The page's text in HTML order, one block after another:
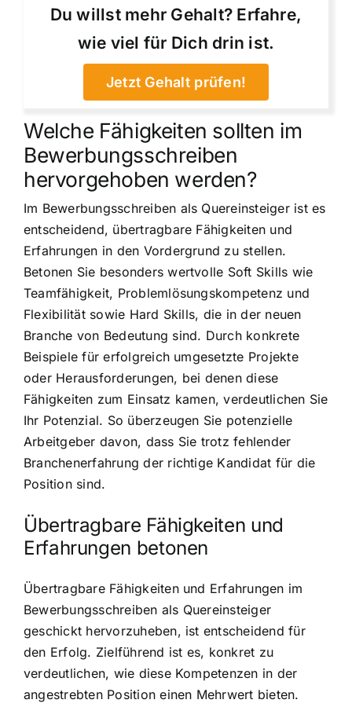
Du willst mehr Gehalt? Erfahre,
wie viel für Dich drin ist.
Jetzt Gehalt prüfen!
Welche Fähigkeiten sollten im
Bewerbungsschreiben
hervorgehoben werden?
Im Bewerbungsschreiben als Quereinsteiger ist es
entscheidend, übertragbare Fähigkeiten und
Erfahrungen in den Vordergrund zu stellen.
Betonen Sie besonders wertvolle Soft Skills wie
Teamfähigkeit, Problemlösungskompetenz und
Flexibilität sowie Hard Skills, die in der neuen
Branche von Bedeutung sind. Durch konkrete
Beispiele für erfolgreich umgesetzte Projekte
oder Herausforderungen, bei denen diese
Fähigkeiten zum Einsatz kamen, verdeutlichen Sie
Ihr Potenzial. So überzeugen Sie potenzielle
Arbeitgeber davon, dass Sie trotz fehlender
Branchenerfahrung der richtige Kandidat für die
Position sind.
Übertragbare Fähigkeiten und
Erfahrungen betonen
Übertragbare Fähigkeiten und Erfahrungen im
Bewerbungsschreiben als Quereinsteiger
geschickt hervorzuheben, ist entscheidend für
den Erfolg. Zielführend ist es, konkret zu
verdeutlichen, wie diese Kompetenzen in der
angestrebten Position einen Mehrwert bieten.